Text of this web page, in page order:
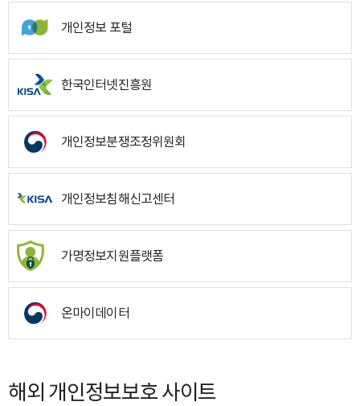
개인정보 포털
한국인터넷진흥원
개인정보분쟁조정위원회
개인정보침해신고센터
가명정보지원플랫폼
온마이데이터
해외 개인정보보호 사이트